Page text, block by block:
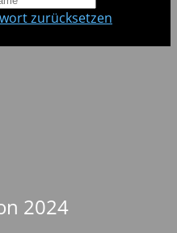
2024
zurücksetzen